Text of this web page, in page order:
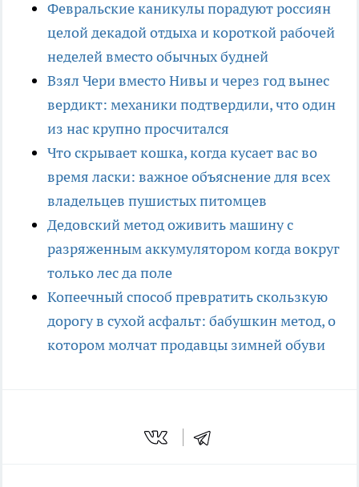
Февральские каникулы порадуют россиян
целой декадой отдыха и короткой рабочей
неделей вместо обычных будней
Взял Чери вместо Нивы и через год вынес
вердикт: механики подтвердили, что один
из нас крупно просчитался
Что скрывает кошка, когда кусает вас во
время ласки: важное объяснение для всех
владельцев пушистых питомцев
Дедовский метод оживить машину с
разряженным аккумулятором когда вокруг
только лес да поле
Копеечный способ превратить скользкую
дорогу в сухой асфальт: бабушкин метод, о
котором молчат продавцы зимней обуви